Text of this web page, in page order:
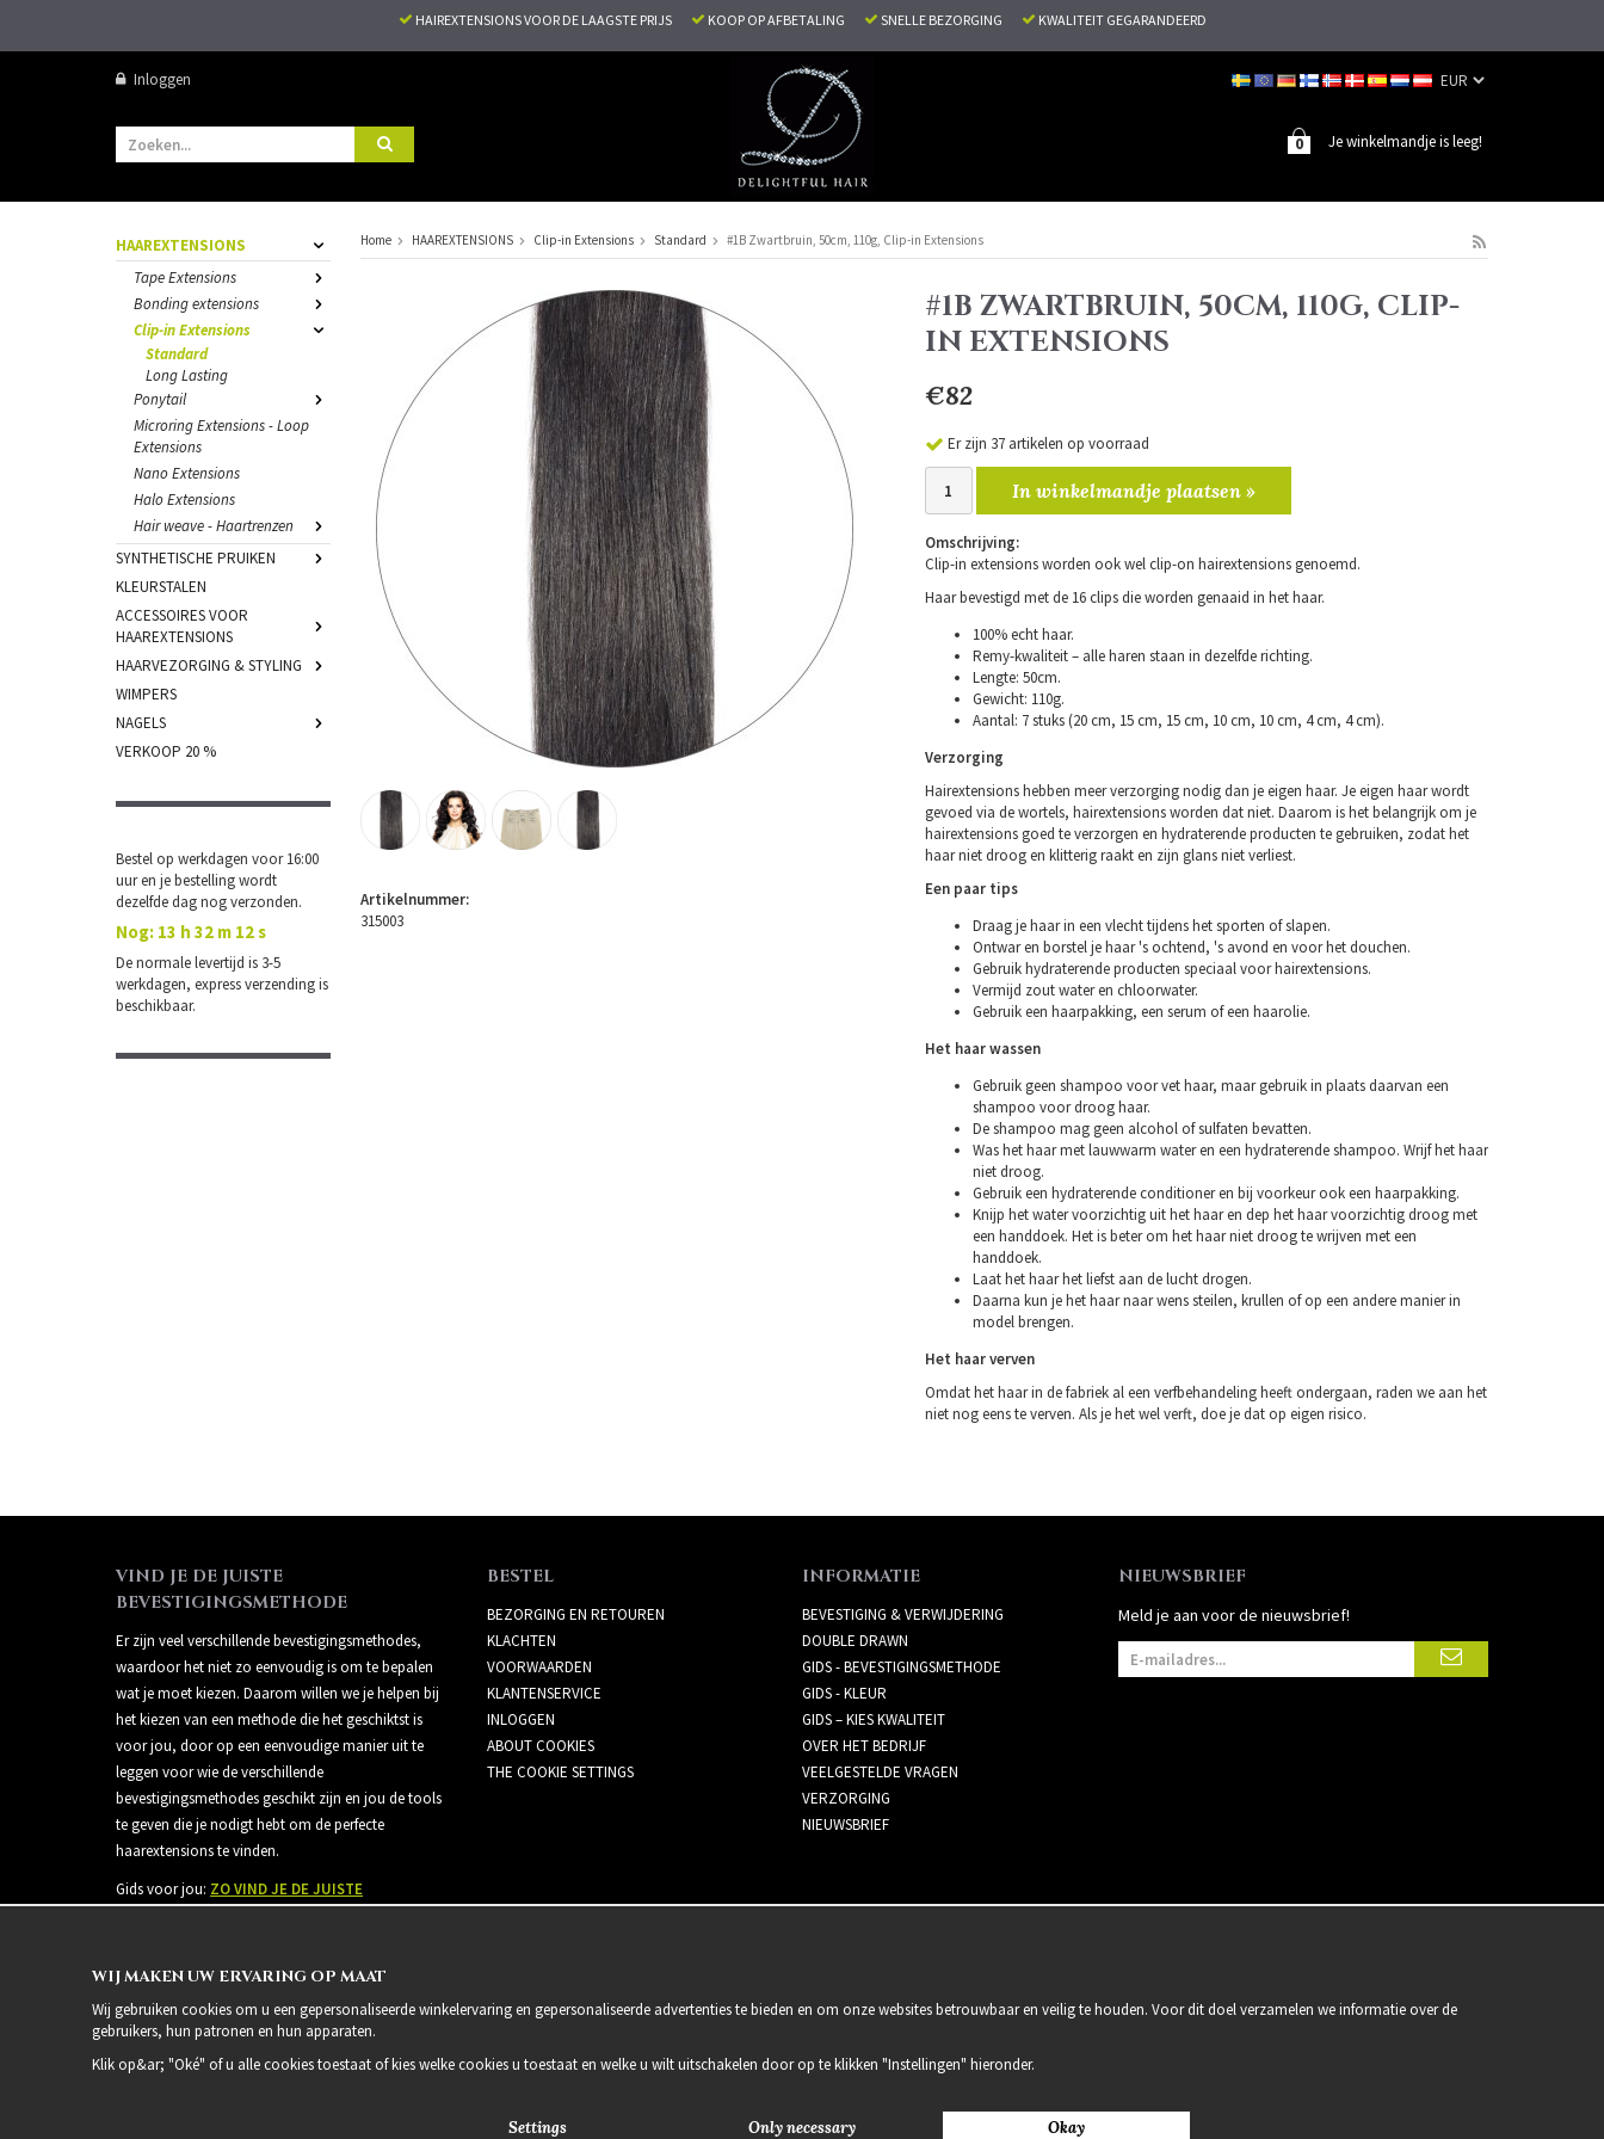
HAIREXTENSIONS VOOR DE LAAGSTE PRIJS KOOP OP AFBETALING SNELLE BEZORGING KWALITEIT GEGARANDEERD
Inloggen
Je winkelmandje is leeg!
0
HAAREXTENSIONS
Tape Extensions
Bonding extensions
Clip-in Extensions
Standard
Long Lasting
Ponytail
Microring Extensions - Loop
Extensions
Nano Extensions
Halo Extensions
Hair weave - Haartrenzen
SYNTHETISCHE PRUIKEN
KLEURSTALEN
ACCESSOIRES VOOR
HAAREXTENSIONS
HAARVEZORGING & STYLING
WIMPERS
NAGELS
VERKOOP 20 %
Bestel op werkdagen voor 16:00
uur en je bestelling wordt
dezelfde dag nog verzonden.
Nog: 13 h 32 m 11 s
De normale levertijd is 3-5
werkdagen, express verzending is
beschikbaar.
Home HAAREXTENSIONS Clip-in Extensions Standard #1B Zwartbruin, 50cm, 110g, Clip-in Extensions
#1B ZWARTBRUIN, 50CM, 110G, CLIP-
IN EXTENSIONS
€82
Er zijn 37 artikelen op voorraad
In winkelmandje plaatsen »
Omschrijving:
Clip-in extensions worden ook wel clip-on hairextensions genoemd.
Haar bevestigd met de 16 clips die worden genaaid in het haar.
100% echt haar.
Remy-kwaliteit – alle haren staan in dezelfde richting.
Lengte: 50cm.
Gewicht: 110g.
Aantal: 7 stuks (20 cm, 15 cm, 15 cm, 10 cm, 10 cm, 4 cm, 4 cm).
Verzorging
Hairextensions hebben meer verzorging nodig dan je eigen haar. Je eigen haar wordt
gevoed via de wortels, hairextensions worden dat niet. Daarom is het belangrijk om je
hairextensions goed te verzorgen en hydraterende producten te gebruiken, zodat het
haar niet droog en klitterig raakt en zijn glans niet verliest.
Een paar tips
Draag je haar in een vlecht tijdens het sporten of slapen.
Ontwar en borstel je haar 's ochtend, 's avond en voor het douchen.
Gebruik hydraterende producten speciaal voor hairextensions.
Vermijd zout water en chloorwater.
Gebruik een haarpakking, een serum of een haarolie.
Het haar wassen
Gebruik geen shampoo voor vet haar, maar gebruik in plaats daarvan een
shampoo voor droog haar.
De shampoo mag geen alcohol of sulfaten bevatten.
Was het haar met lauwwarm water en een hydraterende shampoo. Wrijf het haar
niet droog.
Gebruik een hydraterende conditioner en bij voorkeur ook een haarpakking.
Knijp het water voorzichtig uit het haar en dep het haar voorzichtig droog met
een handdoek. Het is beter om het haar niet droog te wrijven met een
handdoek.
Laat het haar het liefst aan de lucht drogen.
Daarna kun je het haar naar wens steilen, krullen of op een andere manier in
model brengen.
Het haar verven
Omdat het haar in de fabriek al een verfbehandeling heeft ondergaan, raden we aan het
niet nog eens te verven. Als je het wel verft, doe je dat op eigen risico.
Artikelnummer:
315003
VIND JE DE JUISTE
BEVESTIGINGSMETHODE
Er zijn veel verschillende bevestigingsmethodes,
waardoor het niet zo eenvoudig is om te bepalen
wat je moet kiezen. Daarom willen we je helpen bij
het kiezen van een methode die het geschiktst is
voor jou, door op een eenvoudige manier uit te
leggen voor wie de verschillende
bevestigingsmethodes geschikt zijn en jou de tools
te geven die je nodigt hebt om de perfecte
haarextensions te vinden.
Gids voor jou: ZO VIND JE DE JUISTE
BESTEL
BEZORGING EN RETOUREN
KLACHTEN
VOORWAARDEN
KLANTENSERVICE
INLOGGEN
ABOUT COOKIES
THE COOKIE SETTINGS
INFORMATIE
BEVESTIGING & VERWIJDERING
DOUBLE DRAWN
GIDS - BEVESTIGINGSMETHODE
GIDS - KLEUR
GIDS – KIES KWALITEIT
OVER HET BEDRIJF
VEELGESTELDE VRAGEN
VERZORGING
NIEUWSBRIEF
NIEUWSBRIEF
Meld je aan voor de nieuwsbrief!
2021 Delightful Hair
WIJ MAKEN UW ERVARING OP MAAT
Wij gebruiken cookies om u een gepersonaliseerde winkelervaring en gepersonaliseerde advertenties te bieden en om onze websites betrouwbaar en veilig te houden. Voor dit doel verzamelen we informatie over de
gebruikers, hun patronen en hun apparaten.
Klik op&ar; "Oké" of u alle cookies toestaat of kies welke cookies u toestaat en welke u wilt uitschakelen door op te klikken "Instellingen" hieronder.
Settings Only necessary Okay